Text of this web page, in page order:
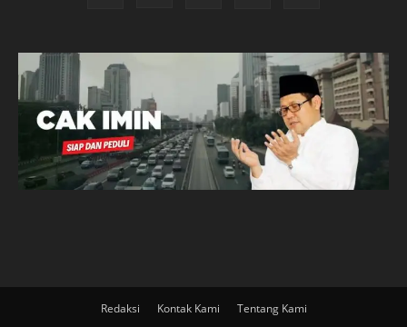
Redaksi Kontak Kami Tentang Kami